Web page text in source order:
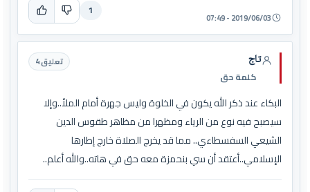
2019/06/03 - 07:49
1
تاج
كلمة حق
تعليق 4
البكاء عند ذكر الله يكون في الخلوة وليس جهرة أمام الملأ..وإلا
سيصبح فيه نوع من الرياء ومظهرا من مظاهر طقوس الدين
الشيعي السفسطاءي.. مما قد يخرج الصلاة خارج إطارها
الإسلامي..أعتقد أن سي بنحمزة معه حق في هاته..والله أعلم..